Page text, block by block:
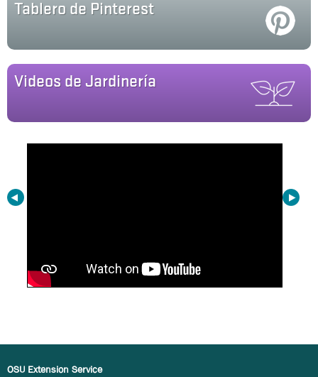
Tablero de Pinterest
Videos de Jardinería
OSU Extension Service